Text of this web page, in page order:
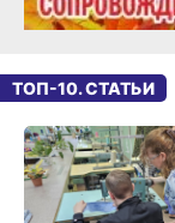
ТОП-10. СТАТЬИ